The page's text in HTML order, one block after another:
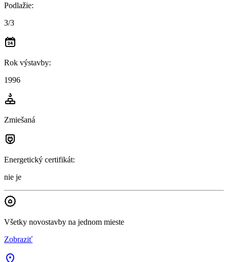
Podlažie:
3/3
Rok výstavby:
1996
Zmiešaná
Energetický certifikát:
nie je
Všetky novostavby na jednom mieste
Zobraziť